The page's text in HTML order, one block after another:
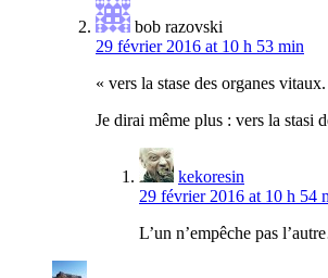
bob razovski
29 février 2016 at 10 h 53 min
« vers la stase des organes
Je dirai même plus : vers la stasi
kekoresin
29 février 2016 at 10 h 54
L’un n’empêche pas